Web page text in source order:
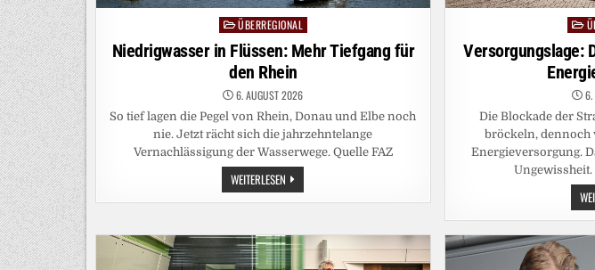
PostedÜBERREGIONAL
Niedrigwasser in Flüssen: Mehr Tiefgang für
den Rhein
6. AUGUST 2026
So tief lagen die Pegel von Rhein, Donau und Elbe noch
nie. Jetzt rächt sich die jahrzehntelange
Vernachlässigung der Wasserwege. Quelle FAZ
WEITERLESEN NIEDRIGWASSER
IN
FLÜSSEN:
FÜR
DEN
RHEIN
Versorgungslage:
6.
Die Blockade der
bröckeln, dennoch
Energieversorgung.